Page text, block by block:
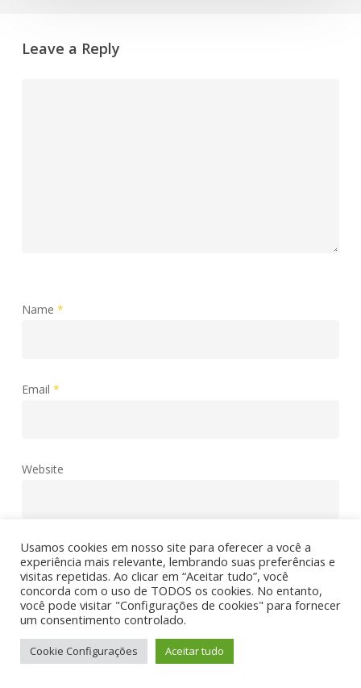
Leave a Reply
Name *
Email *
Website
Save my name, email, and website in this browser for the
next time I comment.
Usamos cookies em nosso site para oferecer a você a
experiência mais relevante, lembrando suas preferências e
visitas repetidas. Ao clicar em “Aceitar tudo”, você
concorda com o uso de TODOS os cookies. No entanto,
você pode visitar "Configurações de cookies" para fornecer
um consentimento controlado.
Cookie Configurações Aceitar tudo